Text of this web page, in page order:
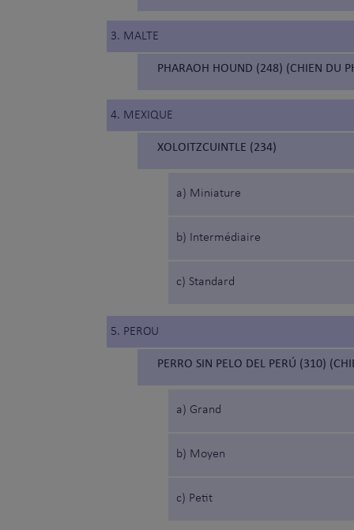
3. MALTE
PHARAOH HOUND (248) (CHIEN DU
4. MEXIQUE
XOLOITZCUINTLE (234)
a) Miniature
b) Intermédiaire
c) Standard
5. PEROU
PERRO SIN PELO DEL PERÚ (310)
a) Grand
b) Moyen
c) Petit